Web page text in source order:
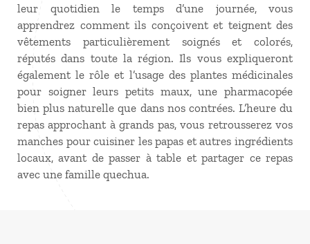
leur quotidien le temps d’une journée, vous
apprendrez comment ils conçoivent et teignent des
vêtements particulièrement soignés et colorés,
réputés dans toute la région. Ils vous expliqueront
également le rôle et l’usage des plantes médicinales
pour soigner leurs petits maux, une pharmacopée
bien plus naturelle que dans nos contrées. L’heure du
repas approchant à grands pas, vous retrousserez vos
manches pour cuisiner les papas et autres ingrédients
locaux, avant de passer à table et partager ce repas
avec une famille quechua.